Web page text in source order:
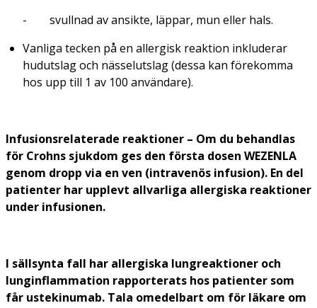
- svullnad av ansikte, läppar, mun eller hals.
Vanliga tecken på en allergisk reaktion inkluderar
hudutslag och nässelutslag (dessa kan förekomma
hos upp till 1 av 100 användare).
Infusionsrelaterade reaktioner – Om du behandlas
för Crohns sjukdom ges den första dosen WEZENLA
genom dropp via en ven (intravenös infusion). En del
patienter har upplevt allvarliga allergiska reaktioner
under infusionen.
I sällsynta fall har allergiska lungreaktioner och
lunginflammation rapporterats hos patienter som
får ustekinumab. Tala omedelbart om för läkare om